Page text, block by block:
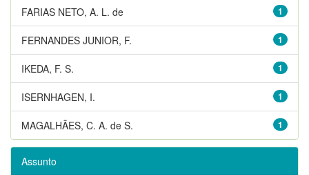
1
FARIAS NETO, A. L. de
1
FERNANDES JUNIOR, F.
1
IKEDA, F. S.
1
ISERNHAGEN, I.
1
MAGALHÃES, C. A. de S.
Assunto